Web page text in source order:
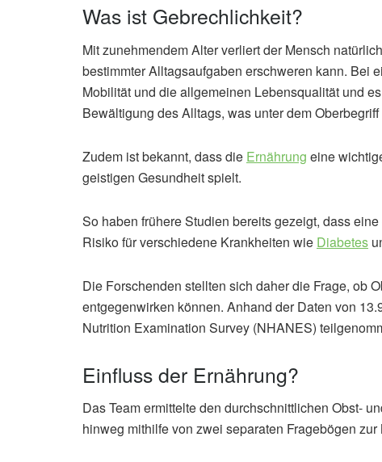
Was ist Gebrechlichkeit?
Mit zunehmendem Alter verliert der Mensch
bestimmter Alltagsaufgaben erschweren kann. Bei
Mobilität und die allgemeinen Lebensqualität und
Bewältigung des Alltags, was unter dem
Zudem ist bekannt, dass die Ernährung eine
geistigen Gesundheit spielt.
So haben frühere Studien bereits gezeigt, dass
Risiko für verschiedene Krankheiten wie Diabetes
Die Forschenden stellten sich daher die Frage, ob
entgegenwirken können. Anhand der Daten von
Nutrition Examination Survey (NHANES)
Einfluss der Ernährung?
Das Team ermittelte den durchschnittlichen Obst-
hinweg mithilfe von zwei separaten Fragebögen